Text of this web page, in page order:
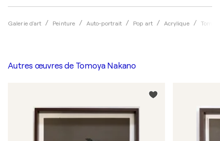
Galerie d'art Peinture Auto-portrait Pop art Acrylique
Autres œuvres de Tomoya Nakano